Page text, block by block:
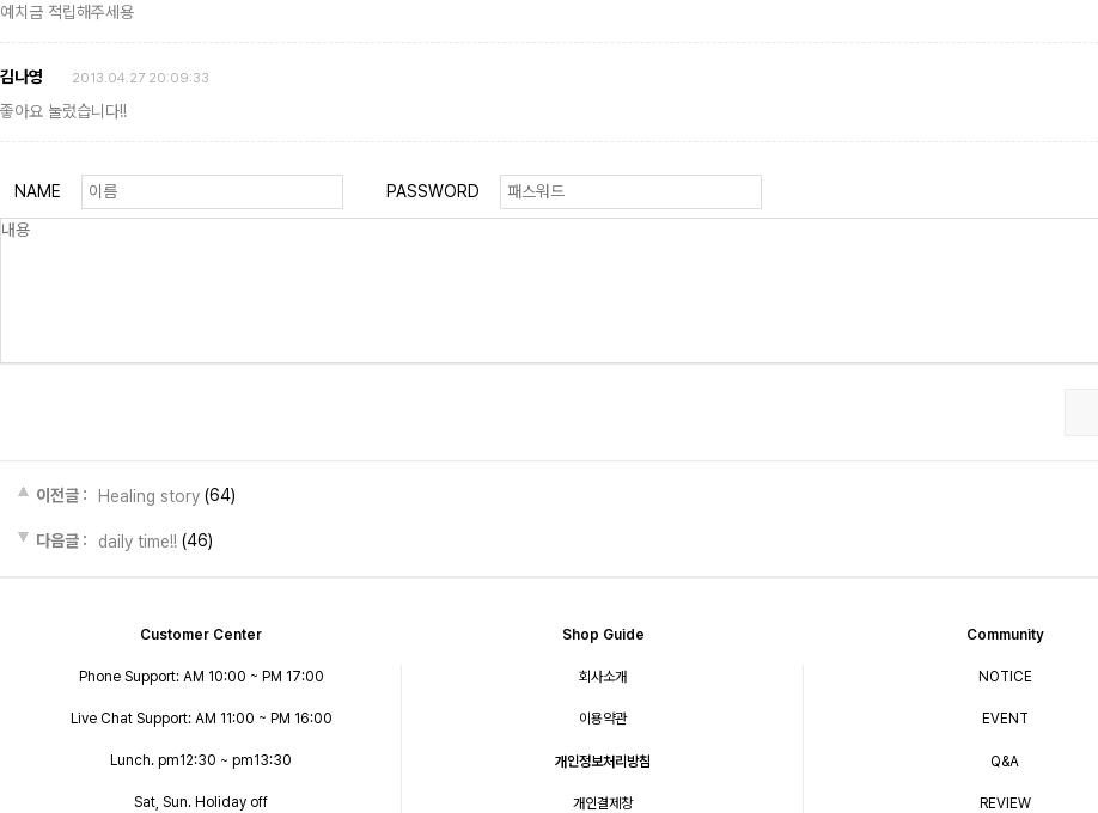
예치금 적립해주세용
김나영 2013.04.27 20:09:33
좋아요 눌렀습니다!!
NAME PASSWORD
이전글 : Healing story (64)
다음글 : daily time!! (46)
Customer Center
Phone Support: AM 10:00 ~ PM 17:00
Live Chat Support: AM 11:00 ~ PM 16:00
Lunch. pm12:30 ~ pm13:30
Sat, Sun. Holiday off
Shop Guide
회사소개
이용약관
개인정보처리방침
개인결제창
Community
NOTICE
EVENT
Q&A
REVIEW